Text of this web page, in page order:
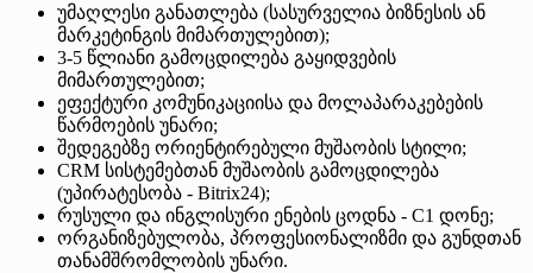
უმაღლესი განათლება (სასურველია ბიზნესის ან
მარკეტინგის მიმართულებით);
3-5 წლიანი გამოცდილება გაყიდვების
მიმართულებით;
ეფექტური კომუნიკაციისა და მოლაპარაკებების
წარმოების უნარი;
შედეგებზე ორიენტირებული მუშაობის სტილი;
CRM სისტემებთან მუშაობის გამოცდილება
(უპირატესობა - Bitrix24);
რუსული და ინგლისური ენების ცოდნა - C1 დონე;
ორგანიზებულობა, პროფესიონალიზმი და გუნდთან
თანამშრომლობის უნარი.